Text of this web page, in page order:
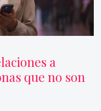
a
que no son